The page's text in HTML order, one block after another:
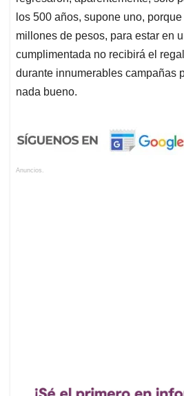
los 500 años, supone uno,
millones de pesos, para estar en
cumplimentada no recibirá el
durante innumerables campañas
nada bueno.
Anuncios.